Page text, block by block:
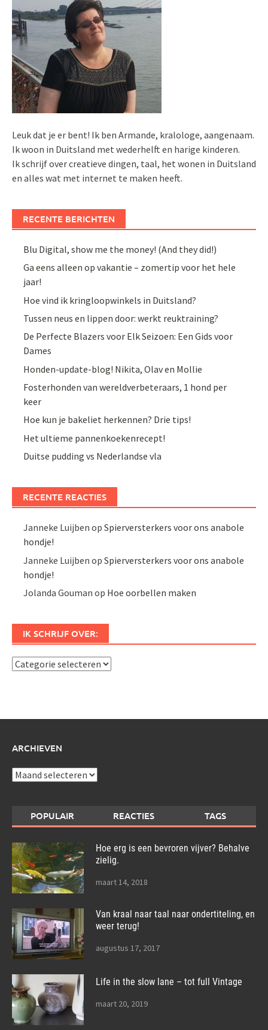
Leuk dat je er bent! Ik ben Armande, kralologe, aangenaam.
Ik woon in Duitsland met wederhelft en harige kinderen.
Ik schrijf over creatieve dingen, taal, het wonen in Duitsland
en alles wat met internet te maken heeft.
RECENTE BERICHTEN
Blu Digital, show me the money! (And they did!)
Ga eens alleen op vakantie – zomertip voor het hele
jaar!
Hoe vind ik kringloopwinkels in Duitsland?
Tussen neus en lippen door: werkt reuktraining?
De Perfecte Blazers voor Elk Seizoen: Een Gids voor
Dames
Honden-update-blog! Nikita, Olav en Mollie
Fosterhonden van wereldverbeteraars, 1 hond per
keer
Hoe kun je bakeliet herkennen? Drie tips!
Het ultieme pannenkoekenrecept!
Duitse pudding vs Nederlandse vla
RECENTE REACTIES
Janneke Luijben opSpierversterkers voor ons anabole
hondje!
Janneke Luijben opSpierversterkers voor ons anabole
hondje!
Jolanda Gouman op Hoe oorbellen maken
IK SCHRIJF OVER:
Ik
ARCHIEVEN
Archieven
POPULAIR REACTIES TAGS
Hoe erg is een bevroren vijver? Behalve
zielig.
maart 14, 2018
Van kraal naar taal naar ondertiteling, en
weer terug!
augustus 17, 2017
Life in the slow lane – tot full Vintage
maart 20, 2019